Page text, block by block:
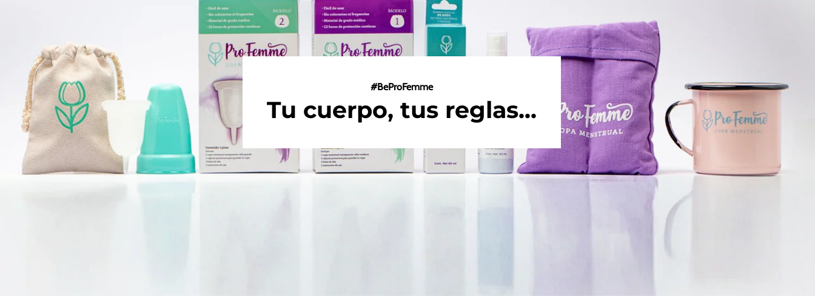
#BeProFemme
Tu cuerpo, tus reglas...